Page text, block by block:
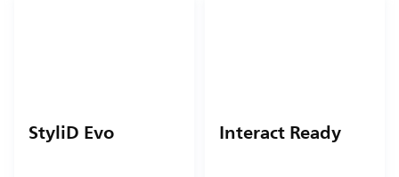
StyliD Evo Interact Ready